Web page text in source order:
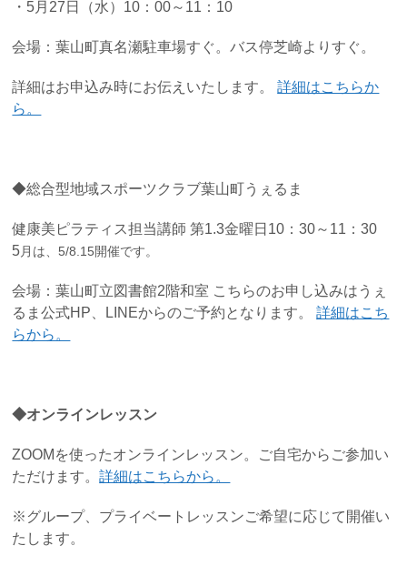
・5月27日（水）10：00～11：10
会場：葉山町真名瀬駐車場すぐ。バス停芝崎よりすぐ。
詳細はお申込み時にお伝えいたします。詳細はこちらか
ら。
◆総合型地域スポーツクラブ葉山町うぇるま
健康美ピラティス担当講師 第1.3金曜日10：30～11：30
5月は、5/8.15開催です。
会場：葉山町立図書館2階和室 こちらのお申し込みはうぇ
るま公式HP、LINEからのご予約となります。詳細はこち
らから。
◆オンラインレッスン
ZOOMを使ったオンラインレッスン。ご自宅からご参加い
ただけます。詳細はこちらから。
※グループ、プライベートレッスンご希望に応じて開催い
たします。